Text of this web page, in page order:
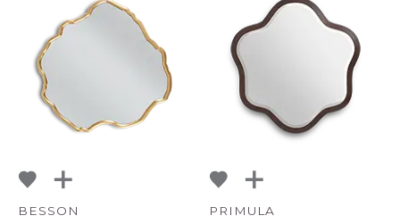
BESSON PRIMULA